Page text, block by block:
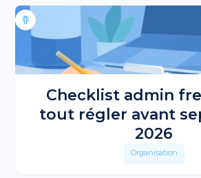
Checklist admin
tout régler avant
2026
Organisation